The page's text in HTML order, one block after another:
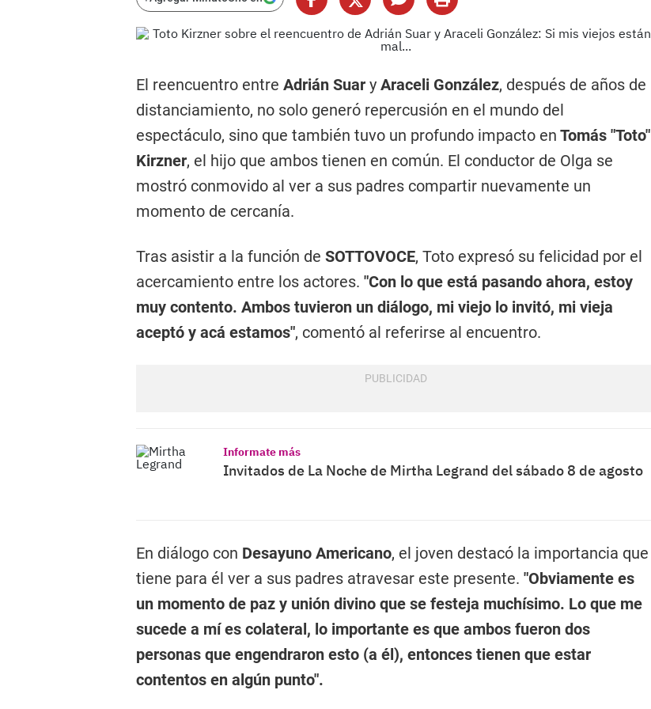
El reencuentro entre Adrián Suar y Araceli González, después de años de
distanciamiento, no solo generó repercusión en el mundo del
espectáculo, sino que también tuvo un profundo impacto en Tomás "Toto"
Kirzner, el hijo que ambos tienen en común. El conductor de Olga se
mostró conmovido al ver a sus padres compartir nuevamente un
momento de cercanía.
Tras asistir a la función de SOTTOVOCE, Toto expresó su felicidad por el
acercamiento entre los actores. "Con lo que está pasando ahora, estoy
muy contento. Ambos tuvieron un diálogo, mi viejo lo invitó, mi vieja
aceptó y acá estamos", comentó al referirse al encuentro.
Informate más
Invitados de La Noche de Mirtha Legrand del sábado 8 de agosto
En diálogo con Desayuno Americano, el joven destacó la importancia que
tiene para él ver a sus padres atravesar este presente. "Obviamente es
un momento de paz y unión divino que se festeja muchísimo. Lo que me
sucede a mí es colateral, lo importante es que ambos fueron dos
personas que engendraron esto (a él), entonces tienen que estar
contentos en algún punto".